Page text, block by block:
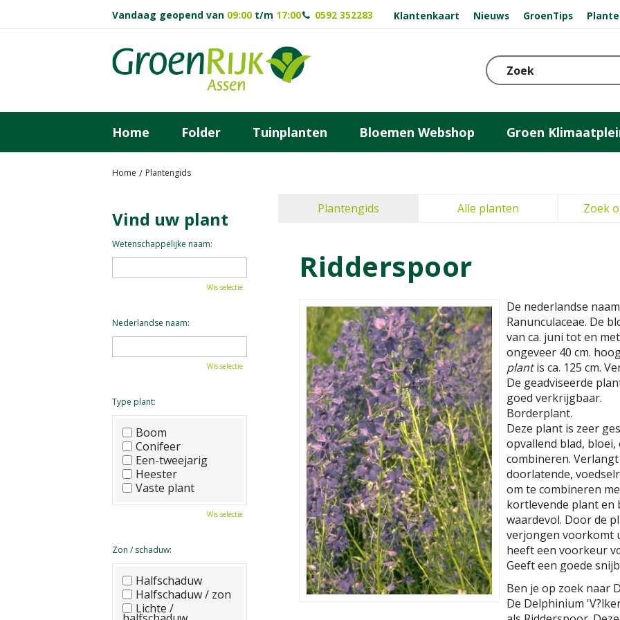
Home Plantengids
Vandaag geopend van 09:00 t/m 17:00 0592 352283 Klantenkaart Nieuws GroenTips
Home Folder Tuinplanten Bloemen Webshop Groen
Plantengids Alle planten Zoek
Ridderspoor
De nederlandse
Ranunculaceae. De
van ca. juni tot en
ongeveer 40 cm.
plantis ca. 125 cm.
De geadviseerde
goed verkrijgbaar.
Borderplant.
Deze plant is zeer
opvallend blad,
combineren.
doorlatende,
om te combineren
kortlevende plant en
waardevol. Door de
verjongen voorkomt
heeft een voorkeur
Geeft een goede
Ben je op zoek naar
De Delphinium
Vind uw plant
Wetenschappelijke naam:
Wis selectie
Nederlandse naam:
Wis selectie
Type plant:
Boom
Conifeer
Een-tweejarig
Heester
Vaste plant
Wis selectie
Zon / schaduw:
Halfschaduw
Halfschaduw / zon
Lichte /